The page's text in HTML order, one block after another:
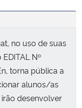
no uso de suas
Nº
torna pública a
alunos/as
irão desenvolver